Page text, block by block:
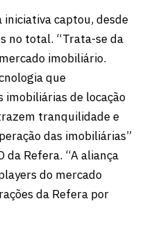
iniciativa captou, desde
no total. “Trata-se da
imobiliário.
que
de locação
tranquilidade e
das imobiliárias”
da Refera. “A aliança
do mercado
da Refera por